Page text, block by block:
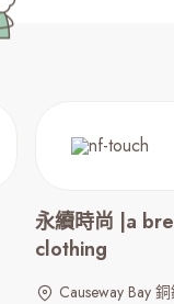
永續時尚 |a
clothing
Causeway Bay